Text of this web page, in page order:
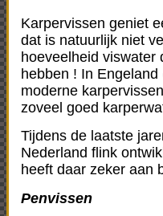
Karpervissen geniet
dat is natuurlijk niet
hoeveelheid viswater
hebben ! In
moderne
zoveel goed
Tijdens de laatste
Nederland flink
heeft daar zeker aan
Penvissen